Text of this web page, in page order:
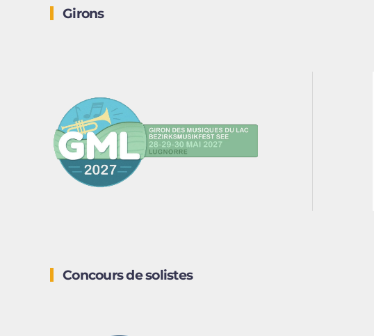
Girons
Concours de solistes